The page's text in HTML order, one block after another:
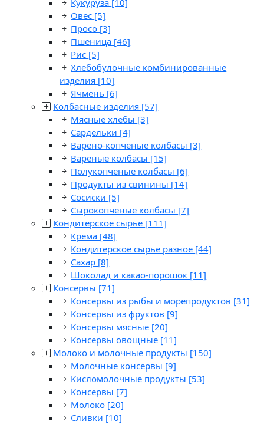
Кукуруза [10]
Овес [5]
Просо [3]
Пшеница [46]
Рис [5]
Хлебобулочные комбинированные
изделия [10]
Ячмень [6]
Колбасные изделия [57]
Мясные хлебы [3]
Сардельки [4]
Варено-копченые колбасы [3]
Вареные колбасы [15]
Полукопченые колбасы [6]
Продукты из свинины [14]
Сосиски [5]
Сырокопченые колбасы [7]
Кондитерское сырье [111]
Крема [48]
Кондитерское сырье разное [44]
Сахар [8]
Шоколад и какао-порошок [11]
Консервы [71]
Консервы из рыбы и морепродуктов [31]
Консервы из фруктов [9]
Консервы мясные [20]
Консервы овощные [11]
Молоко и молочные продукты [150]
Молочные консервы [9]
Кисломолочные продукты [53]
Консервы [7]
Молоко [20]
Сливки [10]